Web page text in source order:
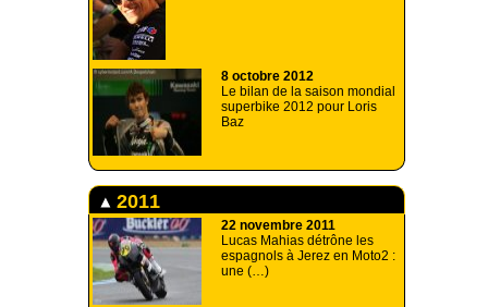
8 octobre 2012
Le bilan de la saison mondial
superbike 2012 pour Loris
Baz
2011
22 novembre 2011
Lucas Mahias détrône les
espagnols à Jerez en Moto2 :
une (…)